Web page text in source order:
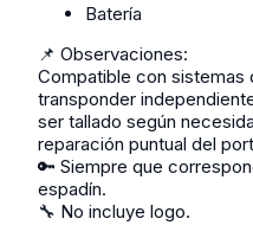
Batería
📌 Observaciones:
Compatible con sistemas
transponder
ser tallado según
reparación puntual del
🔑 Siempre que
espadín.
🔧 No incluye logo.